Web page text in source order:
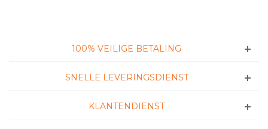
100% VEILIGE BETALING
SNELLE LEVERINGSDIENST
KLANTENDIENST